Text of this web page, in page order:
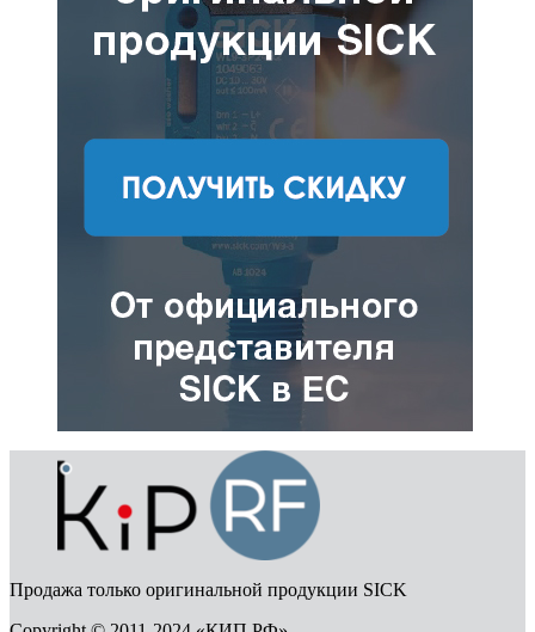
Продажа только оригинальной продукции SICK